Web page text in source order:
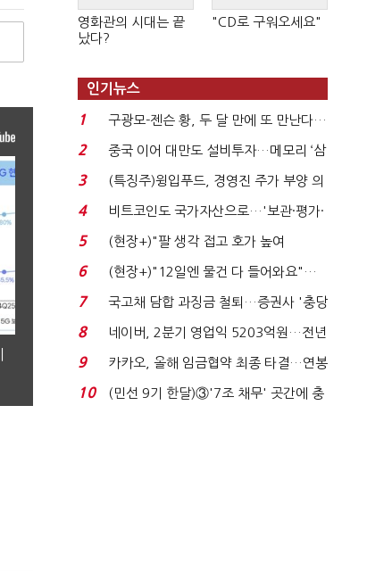
영화관의 시대는 끝
났다?
"CD로 구워오세요"
인기뉴스
1
구광모-젠슨 황, 두 달 만에 또 만난다…
로봇·AI 등 논...
2
중국 이어 대만도 설비투자…메모리 ‘삼
국전쟁’
3
(특징주)윙입푸드, 경영진 주가 부양 의
지에 상한가...
4
비트코인도 국가자산으로…'보관·평가·
처분' 기준은 ...
5
(현장+)"팔 생각 접고 호가 높여
요"…'덜 똘똘한 한 채' 20...
6
(현장+)"12일엔 물건 다 들어와요"…
빈 매대 채우며 문 연 ...
7
국고채 담합 과징금 철퇴…증권사 '충당
금 폭탄' 우려...
8
네이버, 2분기 영업익 5203억원…전년
비 0.2% 감소...
9
카카오, 올해 임금협약 최종 타결…연봉
6.3% 인상·격려...
10
(민선 9기 한달)③'7조 채무' 곳간에 충